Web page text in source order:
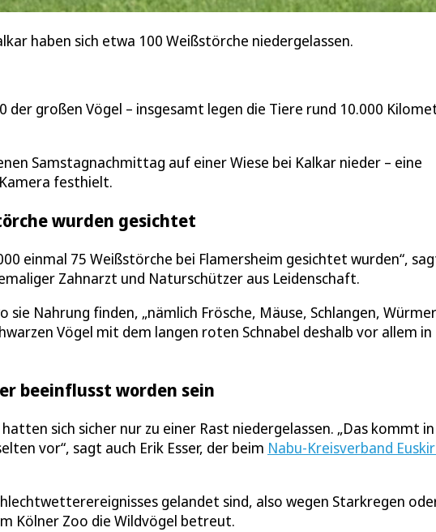
haben sich etwa 100 Weißstörche niedergelassen.
der großen Vögel – insgesamt legen die Tiere rund 10.000
Samstagnachmittag auf einer Wiese bei Kalkar nieder – eine
festhielt.
wurden gesichtet
einmal 75 Weißstörche bei Flamersheim gesichtet wurden“,
Zahnarzt und Naturschützer aus Leidenschaft.
Nahrung finden, „nämlich Frösche, Mäuse, Schlangen,
Vögel mit dem langen roten Schnabel deshalb vor allem in
beeinflusst worden sein
sich sicher nur zu einer Rast niedergelassen. „Das kommt in
vor“, sagt auch Erik Esser, der beim Nabu-Kreisverband
gelandet sind, also wegen Starkregen
Kölner Zoo die Wildvögel betreut.